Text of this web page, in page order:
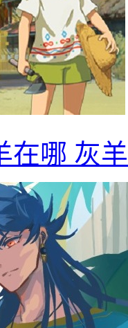
在哪 灰